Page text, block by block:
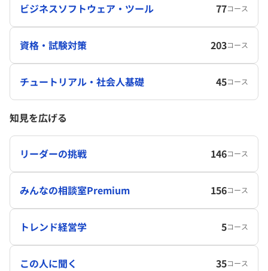
ビジネスソフトウェア・ツール 77コース
資格・試験対策 203コース
チュートリアル・社会人基礎 45コース
知見を広げる
リーダーの挑戦 146コース
みんなの相談室Premium 156コース
トレンド経営学 5コース
この人に聞く 35コース